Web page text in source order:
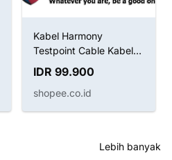
Kabel Harmony
Testpoint Cable Kabel
Boot Huawei
IDR 99.900
shopee.co.id
Lebih banyak